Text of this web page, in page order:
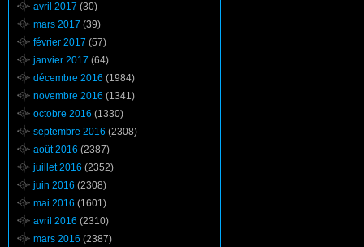
avril 2017 (30)
mars 2017 (39)
février 2017 (57)
janvier 2017 (64)
décembre 2016 (1984)
novembre 2016 (1341)
octobre 2016 (1330)
septembre 2016 (2308)
août 2016 (2387)
juillet 2016 (2352)
juin 2016 (2308)
mai 2016 (1601)
avril 2016 (2310)
mars 2016 (2387)